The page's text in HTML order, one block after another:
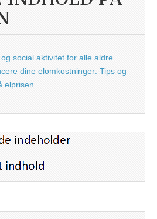
social aktivitet for alle aldre
dine elomkostninger: Tips og
elprisen